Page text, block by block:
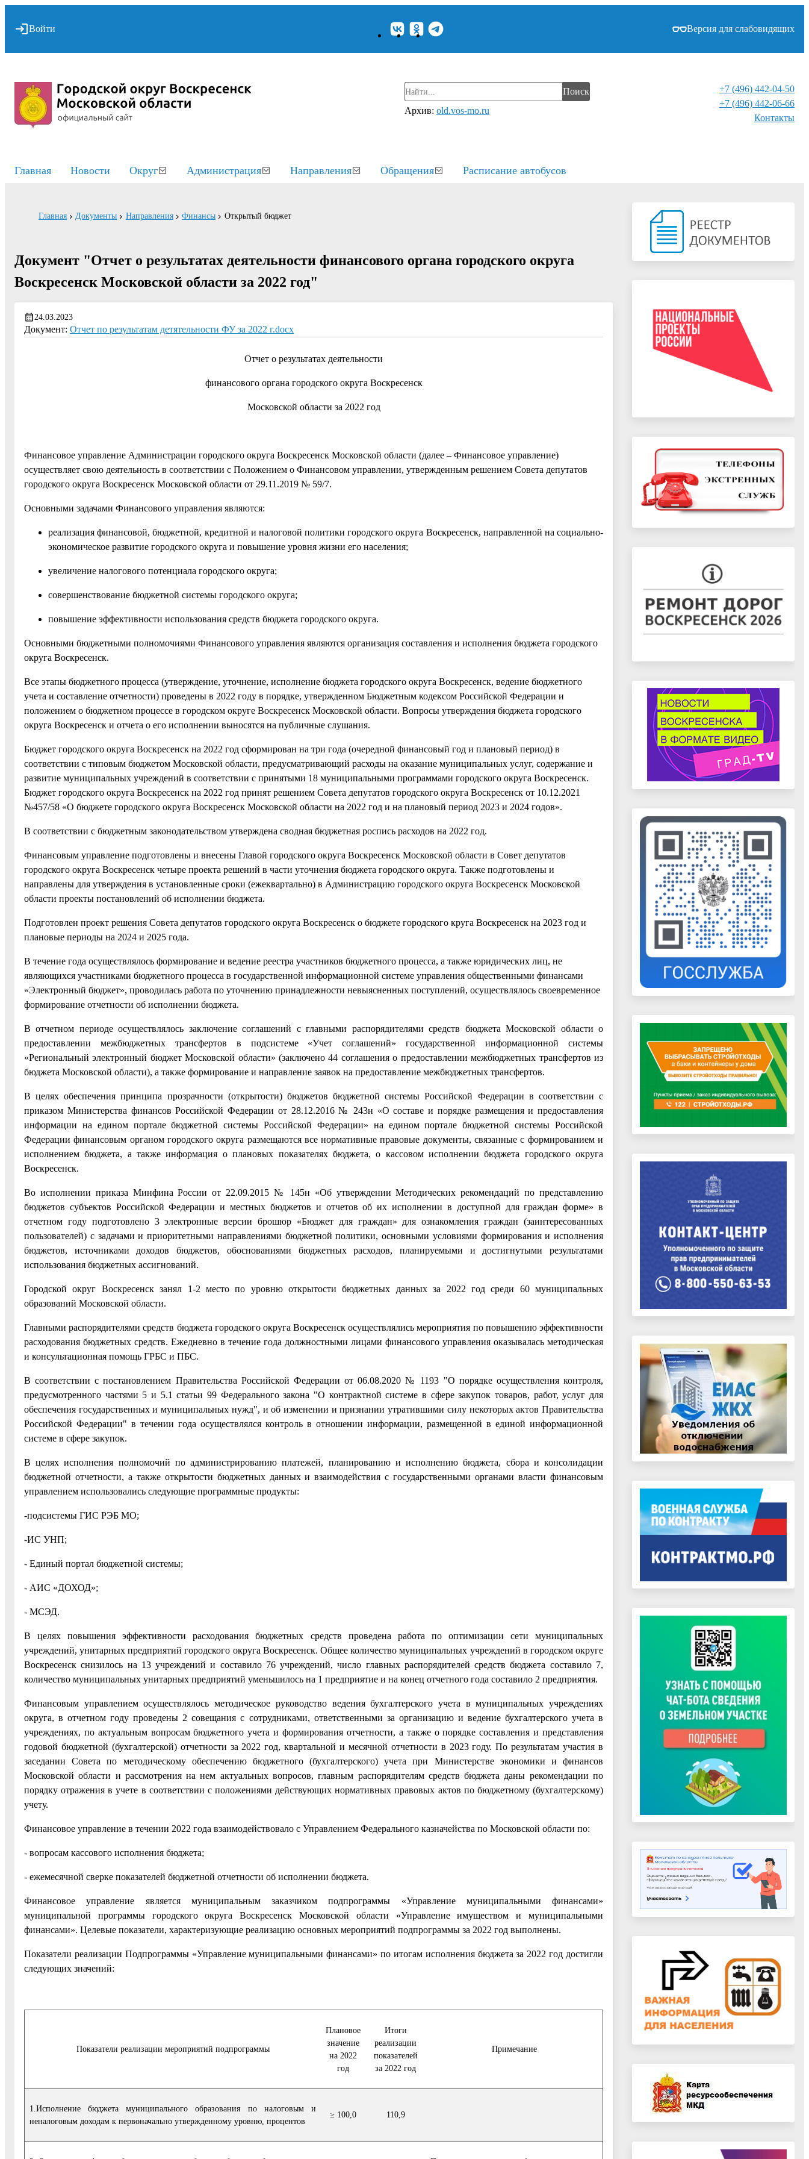
Войти Версия для слабовидящих
Поиск
Архив: old.vos-mo.ru
+7 (496) 442-04-50
+7 (496) 442-06-66
Контакты⁠
Главная Новости Округ Администрация Направления Обращения Расписание автобусов
Главная Документы Направления Финансы Открытый бюджет
Документ "Отчет о результатах деятельности финансового органа городского округа
Воскресенск Московской области за 2022 год"
24.03.2023
Документ: Отчет по результатам детятельности ФУ за 2022 г.docx
Отчет о результатах деятельности
финансового органа городского округа Воскресенск
Московской области за 2022 год
Финансовое управление Администрации городского округа Воскресенск Московской области (далее – Финансовое управление)
осуществляет свою деятельность в соответствии с Положением о Финансовом управлении, утвержденным решением Совета депутатов
городского округа Воскресенск Московской области от 29.11.2019 № 59/7.
Основными задачами Финансового управления являются:
реализация финансовой, бюджетной, кредитной и налоговой политики городского округа Воскресенск, направленной на социально-
экономическое развитие городского округа и повышение уровня жизни его населения;
увеличение налогового потенциала городского округа;
совершенствование бюджетной системы городского округа;
повышение эффективности использования средств бюджета городского округа.
Основными бюджетными полномочиями Финансового управления являются организация составления и исполнения бюджета городского
округа Воскресенск.
Все этапы бюджетного процесса (утверждение, уточнение, исполнение бюджета городского округа Воскресенск, ведение бюджетного
учета и составление отчетности) проведены в 2022 году в порядке, утвержденном Бюджетным кодексом Российской Федерации и
положением о бюджетном процессе в городском округе Воскресенск Московской области. Вопросы утверждения бюджета городского
округа Воскресенск и отчета о его исполнении выносятся на публичные слушания.
Бюджет городского округа Воскресенск на 2022 год сформирован на три года (очередной финансовый год и плановый период) в
соответствии с типовым бюджетом Московской области, предусматривающий расходы на оказание муниципальных услуг, содержание и
развитие муниципальных учреждений в соответствии с принятыми 18 муниципальными программами городского округа Воскресенск.
Бюджет городского округа Воскресенск на 2022 год принят решением Совета депутатов городского округа Воскресенск от 10.12.2021
№457/58 «О бюджете городского округа Воскресенск Московской области на 2022 год и на плановый период 2023 и 2024 годов».
В соответствии с бюджетным законодательством утверждена сводная бюджетная роспись расходов на 2022 год.
Финансовым управление подготовлены и внесены Главой городского округа Воскресенск Московской области в Совет депутатов
городского округа Воскресенск четыре проекта решений в части уточнения бюджета городского округа. Также подготовлены и
направлены для утверждения в установленные сроки (ежеквартально) в Администрацию городского округа Воскресенск Московской
области проекты постановлений об исполнении бюджета.
Подготовлен проект решения Совета депутатов городского округа Воскресенск о бюджете городского круга Воскресенск на 2023 год и
плановые периоды на 2024 и 2025 года.
В течение года осуществлялось формирование и ведение реестра участников бюджетного процесса, а также юридических лиц, не
являющихся участниками бюджетного процесса в государственной информационной системе управления общественными финансами
«Электронный бюджет», проводилась работа по уточнению принадлежности невыясненных поступлений, осуществлялось своевременное
формирование отчетности об исполнении бюджета.
В отчетном периоде осуществлялось заключение соглашений с главными распорядителями средств бюджета Московской области о
предоставлении межбюджетных трансфертов в подсистеме «Учет соглашений» государственной информационной системы
«Региональный электронный бюджет Московской области» (заключено 44 соглашения о предоставлении межбюджетных трансфертов из
бюджета Московской области), а также формирование и направление заявок на предоставление межбюджетных трансфертов.
В целях обеспечения принципа прозрачности (открытости) бюджетов бюджетной системы Российской Федерации в соответствии с
приказом Министерства финансов Российской Федерации от 28.12.2016 № 243н «О составе и порядке размещения и предоставления
информации на едином портале бюджетной системы Российской Федерации» на едином портале бюджетной системы Российской
Федерации финансовым органом городского округа размещаются все нормативные правовые документы, связанные с формированием и
исполнением бюджета, а также информация о плановых показателях бюджета, о кассовом исполнении бюджета городского округа
Воскресенск.
Во исполнении приказа Минфина России от 22.09.2015 № 145н «Об утверждении Методических рекомендаций по представлению
бюджетов субъектов Российской Федерации и местных бюджетов и отчетов об их исполнении в доступной для граждан форме» в
отчетном году подготовлено 3 электронные версии брошюр «Бюджет для граждан» для ознакомления граждан (заинтересованных
пользователей) с задачами и приоритетными направлениями бюджетной политики, основными условиями формирования и исполнения
бюджетов, источниками доходов бюджетов, обоснованиями бюджетных расходов, планируемыми и достигнутыми результатами
использования бюджетных ассигнований.
Городской округ Воскресенск занял 1-2 место по уровню открытости бюджетных данных за 2022 год среди 60 муниципальных
образований Московской области.
Главными распорядителями средств бюджета городского округа Воскресенск осуществлялись мероприятия по повышению эффективности
расходования бюджетных средств. Ежедневно в течение года должностными лицами финансового управления оказывалась методическая
и консультационная помощь ГРБС и ПБС.
В соответствии с постановлением Правительства Российской Федерации от 06.08.2020 № 1193 "О порядке осуществления контроля,
предусмотренного частями 5 и 5.1 статьи 99 Федерального закона "О контрактной системе в сфере закупок товаров, работ, услуг для
обеспечения государственных и муниципальных нужд", и об изменении и признании утратившими силу некоторых актов Правительства
Российской Федерации" в течении года осуществлялся контроль в отношении информации, размещенной в единой информационной
системе в сфере закупок.
В целях исполнения полномочий по администрированию платежей, планированию и исполнению бюджета, сбора и консолидации
бюджетной отчетности, а также открытости бюджетных данных и взаимодействия с государственными органами власти финансовым
управлением использовались следующие программные продукты:
-подсистемы ГИС РЭБ МО;
-ИС УНП;
- Единый портал бюджетной системы;
- АИС «ДОХОД»;
- МСЭД.
В целях повышения эффективности расходования бюджетных средств проведена работа по оптимизации сети муниципальных
учреждений, унитарных предприятий городского округа Воскресенск. Общее количество муниципальных учреждений в городском округе
Воскресенск снизилось на 13 учреждений и составило 76 учреждений, число главных распорядителей средств бюджета составило 7,
количество муниципальных унитарных предприятий уменьшилось на 1 предприятие и на конец отчетного года составило 2 предприятия.
Финансовым управлением осуществлялось методическое руководство ведения бухгалтерского учета в муниципальных учреждениях
округа, в отчетном году проведены 2 совещания с сотрудниками, ответственными за организацию и ведение бухгалтерского учета в
учреждениях, по актуальным вопросам бюджетного учета и формирования отчетности, а также о порядке составления и представления
годовой бюджетной (бухгалтерской) отчетности за 2022 год, квартальной и месячной отчетности в 2023 году. По результатам участия в
заседании Совета по методическому обеспечению бюджетного (бухгалтерского) учета при Министерстве экономики и финансов
Московской области и рассмотрения на нем актуальных вопросов, главным распорядителям средств бюджета даны рекомендации по
порядку отражения в учете в соответствии с положениями действующих нормативных правовых актов по бюджетному (бухгалтерскому)
учету.
Финансовое управление в течении 2022 года взаимодействовало с Управлением Федерального казначейства по Московской области по:
- вопросам кассового исполнения бюджета;
- ежемесячной сверке показателей бюджетной отчетности об исполнении бюджета.
Финансовое управление является муниципальным заказчиком подпрограммы «Управление муниципальными финансами»
муниципальной программы городского округа Воскресенск Московской области «Управление имуществом и муниципальными
финансами». Целевые показатели, характеризующие реализацию основных мероприятий подпрограммы за 2022 год выполнены.
Показатели реализации Подпрограммы «Управление муниципальными финансами» по итогам исполнения бюджета за 2022 год достигли
следующих значений:
Показатели реализации мероприятий подпрограммы
Плановое
значение
на 2022
год
Итоги
реализации
показателей
за 2022 год
Примечание
1.Исполнение бюджета муниципального образования по налоговым и
неналоговым доходам к первоначально утвержденному уровню, процентов
≥ 100,0 110,9